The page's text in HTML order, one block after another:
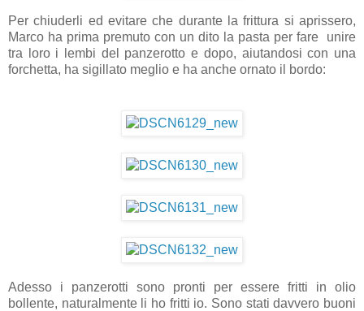
Per chiuderli ed evitare che durante la frittura si aprissero,
Marco ha prima premuto con un dito la pasta per fare unire
tra loro i lembi del panzerotto e dopo, aiutandosi con una
forchetta, ha sigillato meglio e ha anche ornato il bordo:
Adesso i panzerotti sono pronti per essere fritti in olio
bollente, naturalmente li ho fritti io. Sono stati davvero buoni